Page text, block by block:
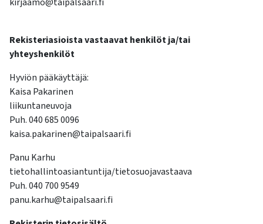
kosketus-
Rekisteriasioista vastaavat henkilöt ja/tai
yhteyshenkilöt
Hyviön pääkäyttäjä:
Kaisa Pakarinen
liikuntaneuvoja
Puh. 040 685 0096
kaisa.pakarinen@taipalsaari.fi
Panu Karhu
tietohallintoasiantuntija/tietosuojavastaava
Puh. 040 700 9549
panu.karhu@taipalsaari.fi